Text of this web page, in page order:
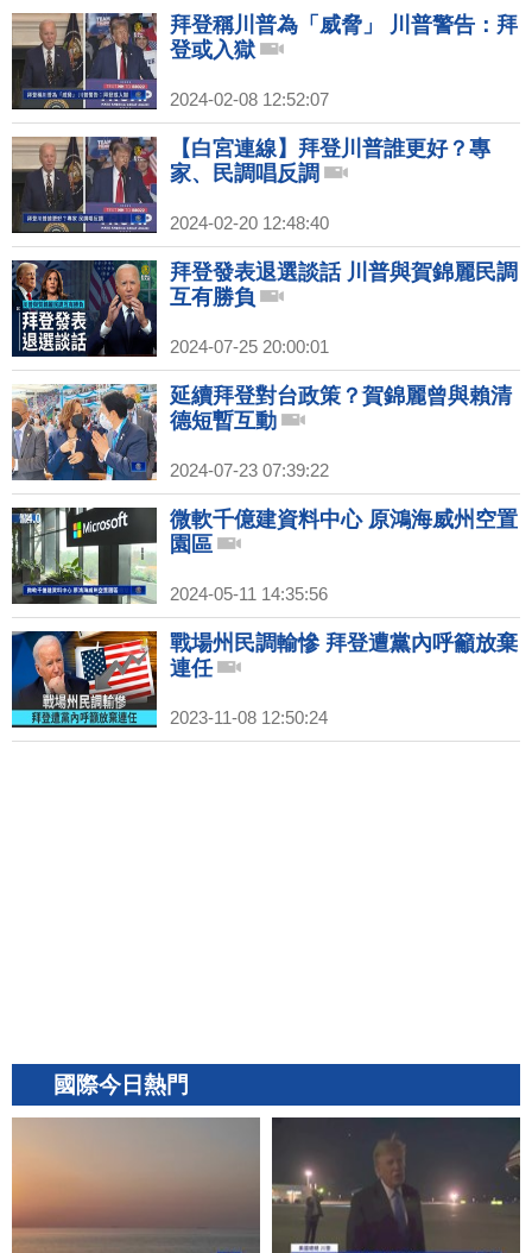
拜登稱川普為「威脅」 川普警告：拜
登或入獄
2024-02-08 12:52:07
【白宮連線】拜登川普誰更好？專
家、民調唱反調
2024-02-20 12:48:40
拜登發表退選談話 川普與賀錦麗民調
互有勝負
2024-07-25 20:00:01
延續拜登對台政策？賀錦麗曾與賴清
德短暫互動
2024-07-23 07:39:22
微軟千億建資料中心 原鴻海威州空置
園區
2024-05-11 14:35:56
戰場州民調輸慘 拜登遭黨內呼籲放棄
連任
2023-11-08 12:50:24
國際今日熱門